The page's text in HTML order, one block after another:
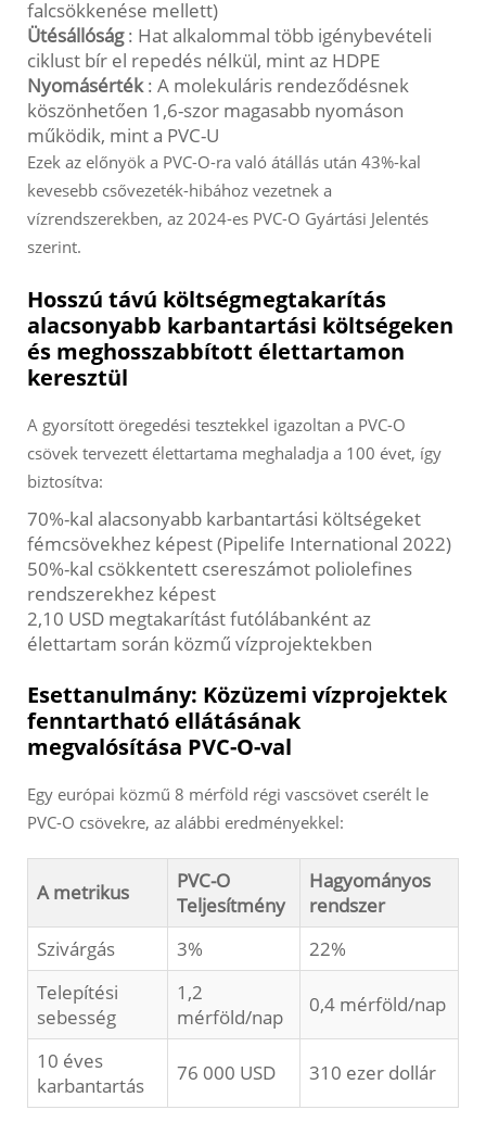
falcsökkenése mellett)
Ütésállóság: Hat alkalommal több igénybevételi
ciklust bír el repedés nélkül, mint az HDPE
Nyomásérték: A molekuláris rendeződésnek
köszönhetően 1,6-szor magasabb nyomáson
működik, mint a PVC-U
Ezek az előnyök a PVC-O-ra való átállás után 43%-kal
kevesebb csővezeték-hibához vezetnek a
vízrendszerekben, az 2024-es PVC-O Gyártási Jelentés
szerint.
Hosszú távú költségmegtakarítás
alacsonyabb karbantartási költségeken
és meghosszabbított élettartamon
keresztül
A gyorsított öregedési tesztekkel igazoltan a PVC-O
csövek tervezett élettartama meghaladja a 100 évet, így
biztosítva:
70%-kal alacsonyabb karbantartási költségeket
fémcsövekhez képest (Pipelife International 2022)
50%-kal csökkentett csereszámot poliolefines
rendszerekhez képest
2,10 USD megtakarítást futólábanként az
élettartam során közmű vízprojektekben
Esettanulmány: Közüzemi vízprojektek
fenntartható ellátásának
megvalósítása PVC-O-val
Egy európai közmű 8 mérföld régi vascsövet cserélt le
PVC-O csövekre, az alábbi eredményekkel:
A metrikus
PVC-O
Teljesítmény
Hagyományos
rendszer
Szivárgás
3%
22%
Telepítési
sebesség
1,2
mérföld/nap
0,4 mérföld/nap
10 éves
karbantartás
76 000 USD 310 ezer dollár